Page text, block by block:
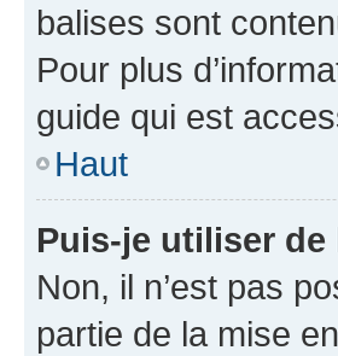
balises sont
Pour plus
guide qui est
Haut
Puis-je utiliser de
Non, il n’est pas
partie de la mise